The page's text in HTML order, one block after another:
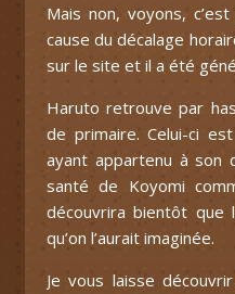
Mais non, voyons,
cause du décalage
sur le site et il a été
Haruto retrouve par
de primaire. Celui-ci
ayant appartenu à son
santé de Koyomi
découvrira bientôt que
qu’on l’aurait imaginée.
Je vous laisse